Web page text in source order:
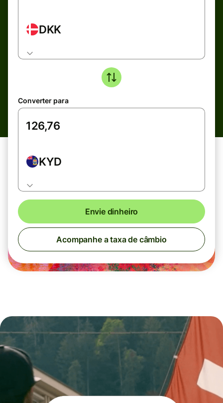
DKK
Converter para
KYD
Envie dinheiro
Acompanhe a taxa de câmbio